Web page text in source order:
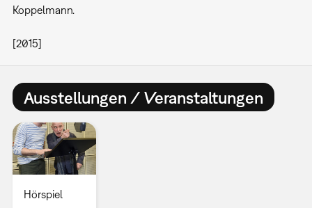
Koppelmann.
[2015]
Ausstellungen / Veranstaltungen
Hörspiel